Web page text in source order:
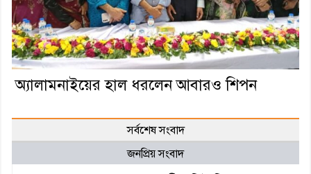
অ্যালামনাইয়ের হাল ধরলেন আবারও শিপন
সর্বশেষ সংবাদ
জনপ্রিয় সংবাদ